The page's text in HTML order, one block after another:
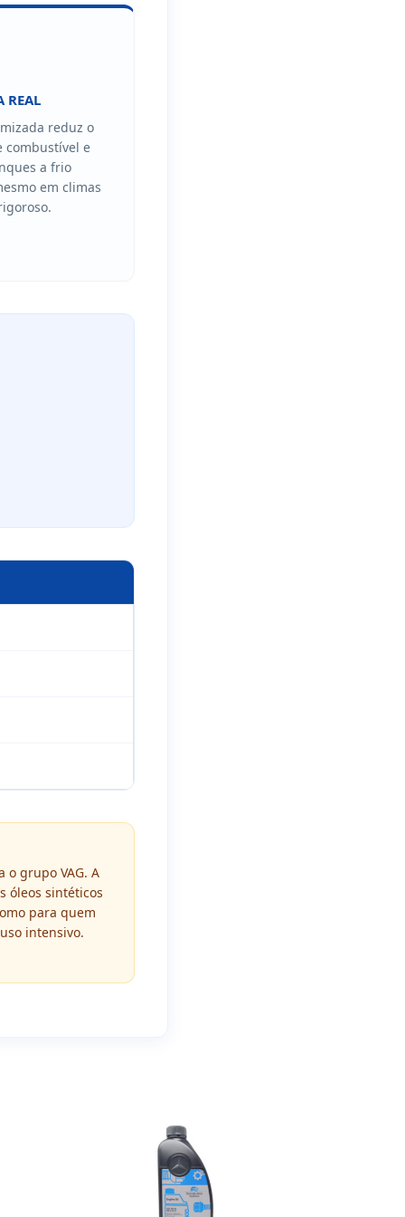
REAL
reduz o
combustível e
a frio
em climas
grupo VAG. A
óleos sintéticos
para quem
intensivo.